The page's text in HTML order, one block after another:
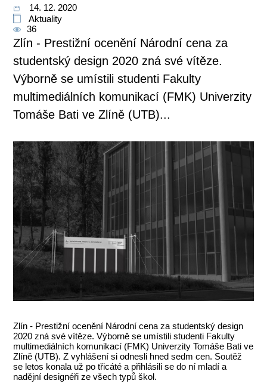
14. 12. 2020
Aktuality
36
Zlín - Prestižní ocenění Národní cena za
studentský design 2020 zná své vítěze.
Výborně se umístili studenti Fakulty
multimediálních komunikací (FMK) Univerzity
Tomáše Bati ve Zlíně (UTB)...
Zlín - Prestižní ocenění Národní cena za studentský design
2020 zná své vítěze. Výborně se umístili studenti Fakulty
multimediálních komunikací (FMK) Univerzity Tomáše Bati ve
Zlíně (UTB). Z vyhlášení si odnesli hned sedm cen. Soutěž
se letos konala už po třicáté a přihlásili se do ní mladí a
nadějní designéři ze všech typů škol.